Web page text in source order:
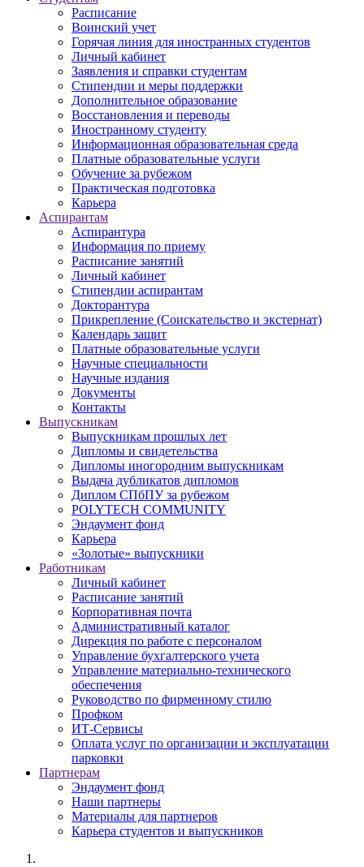
Расписание
Воинский учет
Горячая линия для иностранных студентов
Личный кабинет
Заявления и справки студентам
Стипендии и меры поддержки
Дополнительное образование
Восстановления и переводы
Иностранному студенту
Информационная образовательная среда
Платные образовательные услуги
Обучение за рубежом
Практическая подготовка
Карьера
Аспирантам
Аспирантура
Информация по приему
Расписание занятий
Личный кабинет
Стипендии аспирантам
Докторантура
Прикрепление (Соискательство и экстернат)
Календарь защит
Платные образовательные услуги
Научные специальности
Научные издания
Документы
Контакты
Выпускникам
Выпускникам прошлых лет
Дипломы и свидетельства
Дипломы иногородним выпускникам
Выдача дубликатов дипломов
Диплом СПбПУ за рубежом
POLYTECH COMMUNITY
Эндаумент фонд
Карьера
«Золотые» выпускники
Работникам
Личный кабинет
Расписание занятий
Корпоративная почта
Административный каталог
Дирекция по работе с персоналом
Управление бухгалтерского учета
Управление материально-технического
обеспечения
Руководство по фирменному стилю
Профком
ИТ-Сервисы
Оплата услуг по организации и эксплуатации
парковки
Партнерам
Эндаумент фонд
Наши партнеры
Материалы для партнеров
Карьера студентов и выпускников